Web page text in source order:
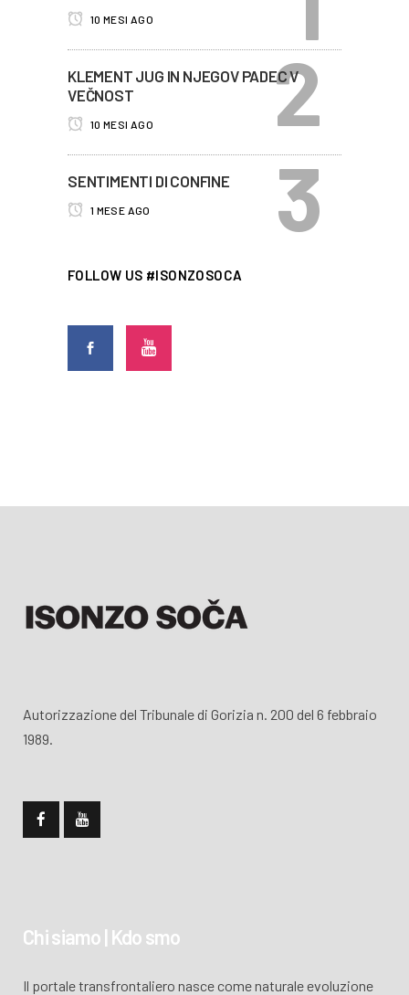
10 MESI AGO
KLEMENT JUG IN NJEGOV PADEC V
VEČNOST
10 MESI AGO
SENTIMENTI DI CONFINE
1 MESE AGO
FOLLOW US #ISONZOSOCA
Autorizzazione del Tribunale di Gorizia n. 200 del 6 febbraio
1989.
Chi siamo | Kdo smo
Il portale transfrontaliero nasce come naturale evoluzione